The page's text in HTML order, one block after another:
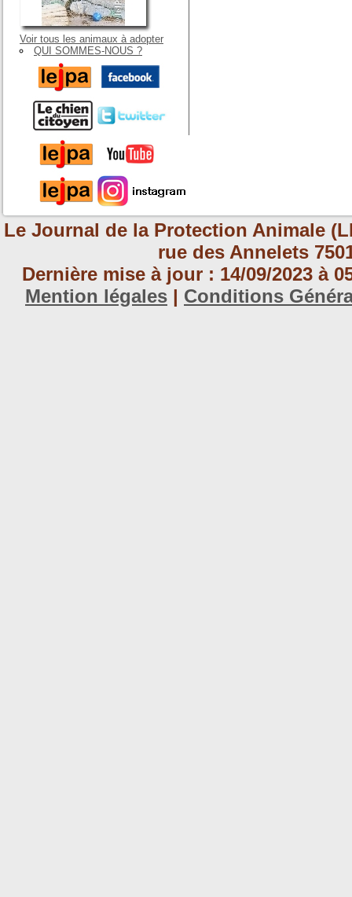
Voir tous les animaux à adopter
QUI SOMMES-NOUS ?
Le Journal de la Protection Animale
rue des Annelets
Dernière mise à jour : 14/09/2023 à
Mention légales | Conditions